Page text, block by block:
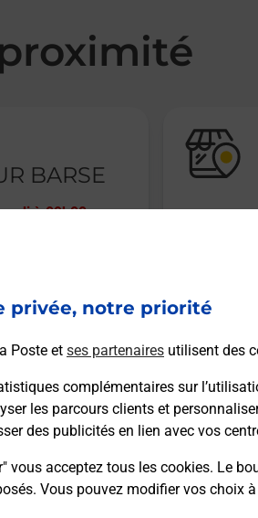
privée, notre priorité
Poste et ses partenaires utilisent des
complémentaires sur
les parcours clients et
des publicités en lien avec vos
vous acceptez tous les cookies. Le
Vous pouvez modifier vos choix
BARSE
à 09h00